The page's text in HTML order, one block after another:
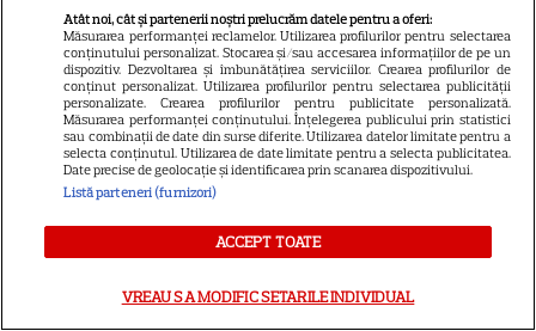
ALTE ARTICOLE
INTERESANTE
Sean Astin din „Stăpânul
Atât noi, cât și partenerii noștri prelucrăm datele pentru a oferi:
Măsurarea performanței reclamelor. Utilizarea profilurilor pentru selectarea
conținutului personalizat. Stocarea și/sau accesarea informațiilor de pe un
dispozitiv. Dezvoltarea și îmbunătățirea serviciilor. Crearea profilurilor de
conținut personalizat. Utilizarea profilurilor pentru selectarea publicității
personalizate. Crearea profilurilor pentru publicitate personalizată.
Măsurarea performanței conținutului. Înțelegerea publicului prin statistici
sau combinații de date din surse diferite. Utilizarea datelor limitate pentru a
selecta conținutul. Utilizarea de date limitate pentru a selecta publicitatea.
Date precise de geolocație și identificarea prin scanarea dispozitivului.
Listă parteneri (furnizori)
ACCEPT TOATE
VREAU SA MODIFIC SETARILE INDIVIDUAL